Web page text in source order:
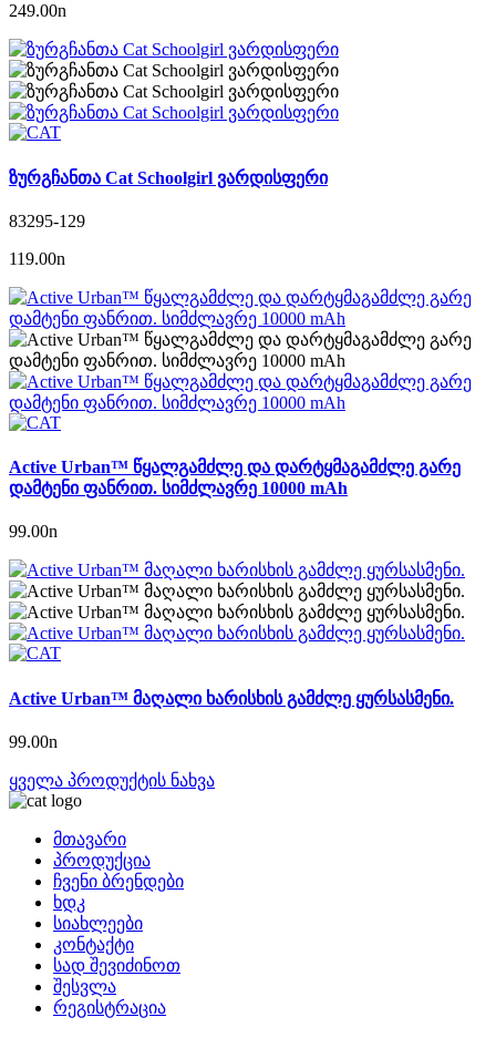
249.00n
ზურგჩანთა Cat Schoolgirl ვარდისფერი
83295-129
119.00n
Active Urban™ წყალგამძლე და დარტყმაგამძლე გარე
დამტენი ფანრით. სიმძლავრე 10000 mAh
99.00n
Active Urban™ მაღალი ხარისხის გამძლე ყურსასმენი.
99.00n
ყველა პროდუქტის ნახვა
მთავარი
პროდუქცია
ჩვენი ბრენდები
ხდკ
სიახლეები
კონტაქტი
სად შევიძინოთ
შესვლა
რეგისტრაცია